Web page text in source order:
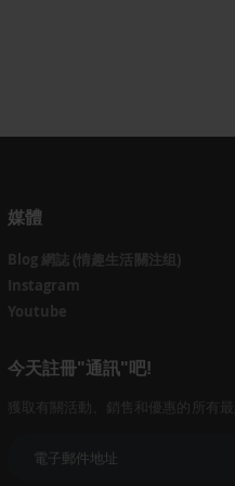
媒體
Blog 網誌 (情趣生活關注组)
Instagram
Youtube
今天註冊"通訊"吧!
獲取有關活動、銷售和優惠的所有最